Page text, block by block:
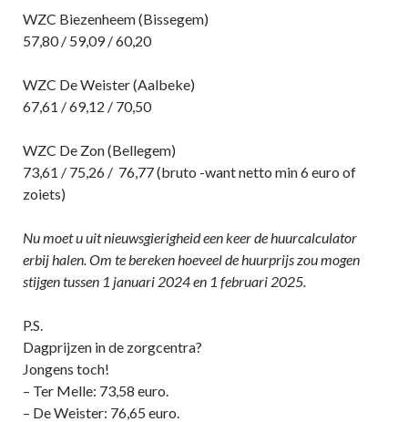
WZC Biezenheem (Bissegem)
57,80 / 59,09 / 60,20
WZC De Weister (Aalbeke)
67,61 / 69,12 / 70,50
WZC De Zon (Bellegem)
73,61 / 75,26 / 76,77 (bruto -want netto min 6 euro of
zoiets)
Nu moet u uit nieuwsgierigheid een keer de huurcalculator
erbij halen. Om te bereken hoeveel de huurprijs zou mogen
stijgen tussen 1 januari 2024 en 1 februari 2025.
P.S.
Dagprijzen in de zorgcentra?
Jongens toch!
– Ter Melle: 73,58 euro.
– De Weister: 76,65 euro.